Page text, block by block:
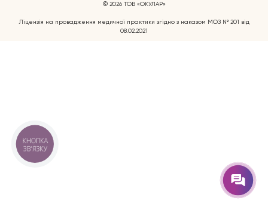
© 2026 ТОВ «ОКУЛАР»
Ліцензія на провадження медичної практики згідно з наказом МОЗ № 201 від
08.02.2021
КНОПКА
ЗВ'ЯЗКУ